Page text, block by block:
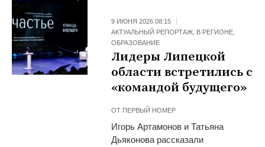
9 ИЮНЯ 2026 08:15
АКТУАЛЬНЫЙ РЕПОРТАЖ, В РЕГИОНЕ,
ОБРАЗОВАНИЕ
Лидеры Липецкой
области встретились с
«командой будущего»
ОТ ПЕРВЫЙ НОМЕР
Игорь Артамонов и Татьяна
Дьяконова рассказали